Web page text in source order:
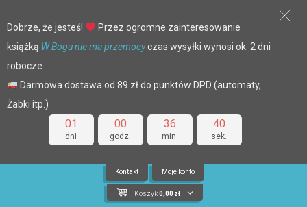
01
dni
00
godz.
36
min.
40
sek.
Dobrze, że jesteś!
Przez ogromne zainteresowanie
książką W Bogu nie ma przemocyczas wysyłki wynosi ok. 2 dni
robocze.
Darmowa dostawa od 89 zł do punktów DPD (automaty,
Żabki itp.)
Kontakt Moje konto
Koszyk 0,00 zł